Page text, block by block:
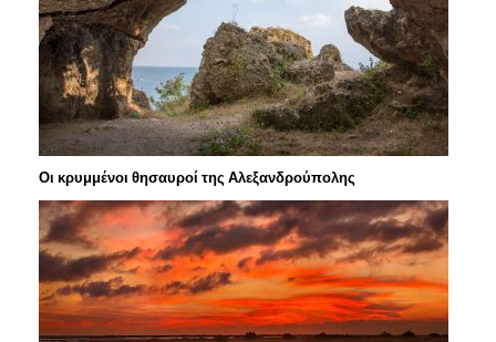
Οι κρυμμένοι θησαυροί της Αλεξανδρούπολης